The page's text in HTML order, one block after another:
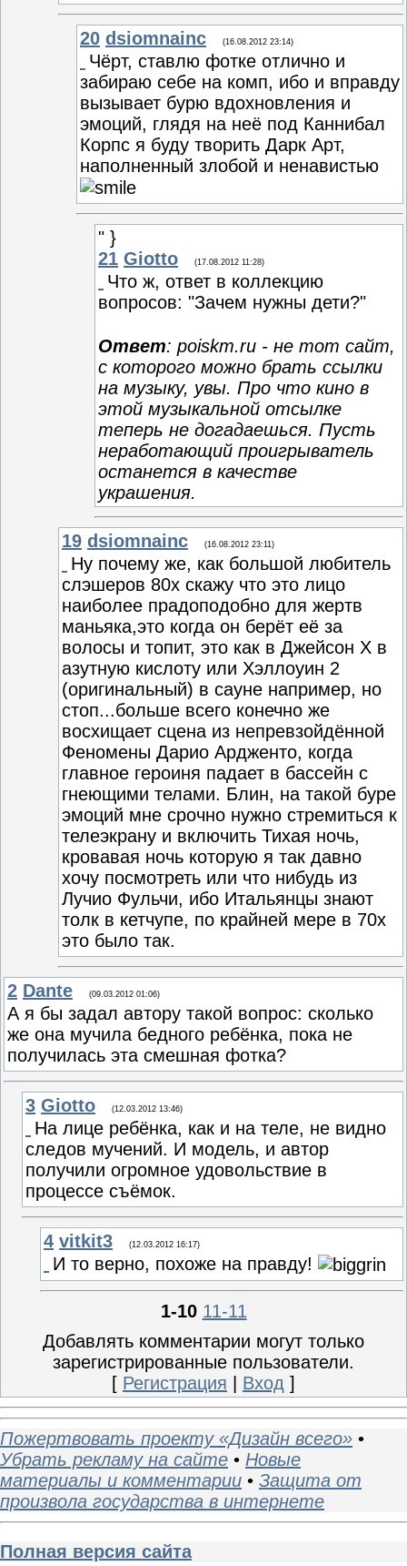
20 dsiomnainc (16.08.2012 23:14)
Чёрт, ставлю фотке отлично и
забираю себе на комп, ибо и вправду
вызывает бурю вдохновления и
эмоций, глядя на неё под Каннибал
Корпс я буду творить Дарк Арт,
наполненный злобой и ненавистью
" }
21 Giotto (17.08.2012 11:28)
Что ж, ответ в коллекцию
вопросов: "Зачем нужны дети?"
Ответ: poiskm.ru - не тот сайт,
с которого можно брать ссылки
на музыку, увы. Про что кино в
этой музыкальной отсылке
теперь не догадаешься. Пусть
неработающий проигрыватель
останется в качестве
украшения.
19 dsiomnainc (16.08.2012 23:11)
Ну почему же, как большой любитель
слэшеров 80х скажу что это лицо
наиболее прадоподобно для жертв
маньяка,это когда он берёт её за
волосы и топит, это как в Джейсон X в
азутную кислоту или Хэллоуин 2
(оригинальный) в сауне например, но
стоп...больше всего конечно же
восхищает сцена из непревзойдённой
Феномены Дарио Ардженто, когда
главное героиня падает в бассейн с
гнеющими телами. Блин, на такой буре
эмоций мне срочно нужно стремиться к
телеэкрану и включить Тихая ночь,
кровавая ночь которую я так давно
хочу посмотреть или что нибудь из
Лучио Фульчи, ибо Итальянцы знают
толк в кетчупе, по крайней мере в 70х
это было так.
2 Dante (09.03.2012 01:06)
А я бы задал автору такой вопрос: сколько
же она мучила бедного ребёнка, пока не
получилась эта смешная фотка?
3 Giotto (12.03.2012 13:46)
На лице ребёнка, как и на теле, не видно
следов мучений. И модель, и автор
получили огромное удовольствие в
процессе съёмок.
4 vitkit3 (12.03.2012 16:17)
И то верно, похоже на правду!
1-10 11-11
Добавлять комментарии могут только
зарегистрированные пользователи.
[ Регистрация Вход ]
Пожертвовать проекту «Дизайн всего» •
Убрать рекламу на сайте • Новые
материалы и комментарии • Защита от
произвола государства в интернете
Полная версия сайта